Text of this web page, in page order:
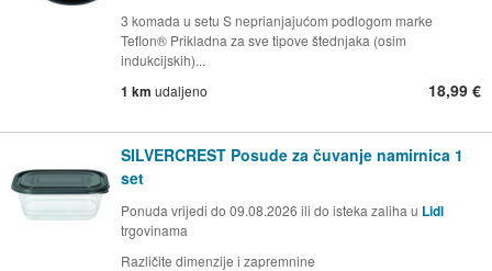
3 komada u setu S neprianjajućom podlogom marke
Teflon® Prikladna za sve tipove štednjaka (osim
indukcijskih)...
1 km udaljeno 18,99 €
SILVERCREST Posude za čuvanje namirnica 1
set
Ponuda vrijedi do 09.08.2026 ili do isteka zaliha u Lidl
trgovinama
Različite dimenzije i zapremnine